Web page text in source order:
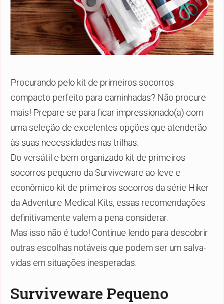
Procurando pelo kit de primeiros socorros
compacto perfeito para caminhadas? Não procure
mais! Prepare-se para ficar impressionado(a) com
uma seleção de excelentes opções que atenderão
às suas necessidades nas trilhas.
Do versátil e bem organizado kit de primeiros
socorros pequeno da Surviveware ao leve e
econômico kit de primeiros socorros da série Hiker
da Adventure Medical Kits, essas recomendações
definitivamente valem a pena considerar.
Mas isso não é tudo! Continue lendo para descobrir
outras escolhas notáveis que podem ser um salva-
vidas em situações inesperadas.
Surviveware Pequeno